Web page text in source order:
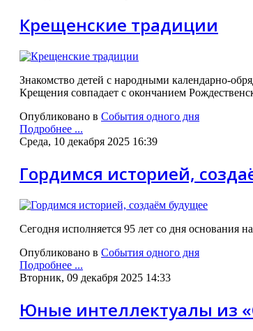
Крещенские традиции
Знакомство детей с народными календарно-
Крещения совпадает с окончанием
Опубликовано в События одного дня
Подробнее ...
Среда, 10 декабря 2025 16:39
Гордимся историей,
Сегодня исполняется 95 лет со дня
Опубликовано в События одного дня
Подробнее ...
Вторник, 09 декабря 2025 14:33
Юные интеллектуалы из